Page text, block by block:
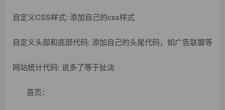
自定义CSS样式: 添加自己的css样式
自定义头部和底部代码: 添加自己的头尾代码，如广告联盟等
网站统计代码: 说多了等于扯淡
首页：